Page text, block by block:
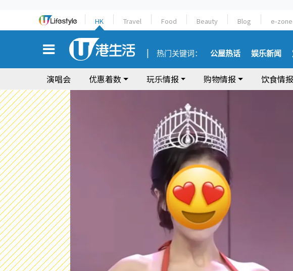
HK Travel Food Beauty Blog e-zone
热门关键词： 公屋热话 娱乐新闻
演唱会 优惠着数 玩乐情报 购物情报 饮食情报